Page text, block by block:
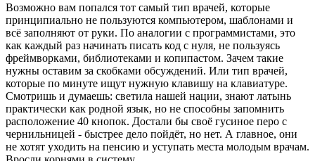
Возможно вам попался тот самый тип врачей, которые
принципиально не пользуются компьютером, шаблонами и
всё заполняют от руки. По аналогии с программистами, это
как каждый раз начинать писать код с нуля, не пользуясь
фреймворками, библиотеками и копипастом. Зачем такие
нужны оставим за скобками обсуждений. Или тип врачей,
которые по минуте ищут нужную клавишу на клавиатуре.
Смотришь и думаешь: светила нашей нации, знают латынь
практически как родной язык, но не способны запомнить
расположение 40 кнопок. Достали бы своё гусиное перо с
чернильницей - быстрее дело пойдёт, но нет. А главное, они
не хотят уходить на пенсию и уступать места молодым врачам.